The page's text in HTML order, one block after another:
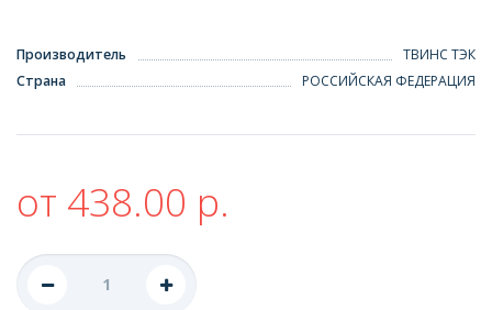
Производитель
ТВИНС ТЭК
Страна
РОССИЙСКАЯ ФЕДЕРАЦИЯ
от 438.00 р.